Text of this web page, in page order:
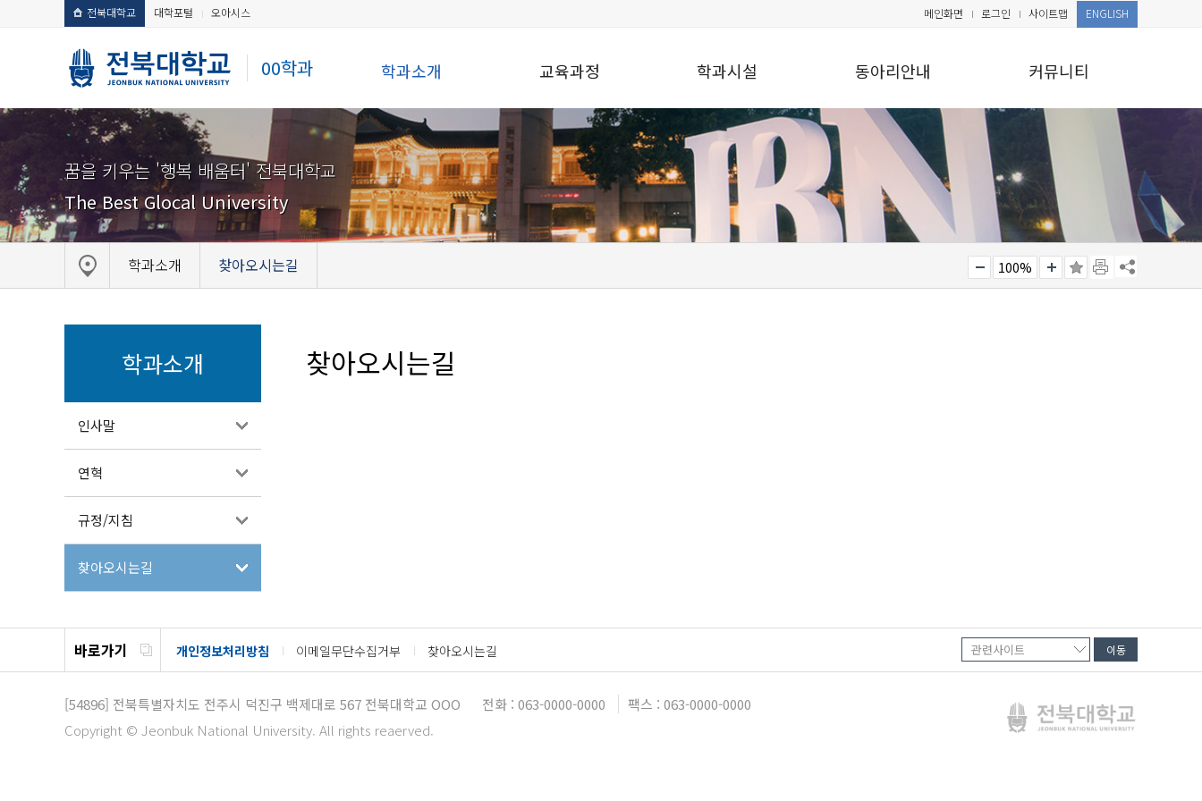
전북대학교 대학포털 오아시스
00학과
메인화면 로그인 사이트맵 ENGLISH
학과소개 교육과정 학과시설 동아리안내 커뮤니티
꿈을 키우는 '행복 배움터' 전북대학교
The Best Glocal University
학과소개 찾아오시는길 100%
학과소개
인사말
연혁
규정/지침
찾아오시는길
찾아오시는길
바로가기 개인정보처리방침 이메일무단수집거부 찾아오시는길
[54896] 전북특별자치도 전주시 덕진구 백제대로 567 전북대학교 OOO 전화 : 063-0000-0000
팩스 : 063-0000-0000
Copyright © Jeonbuk National University. All rights reaerved.